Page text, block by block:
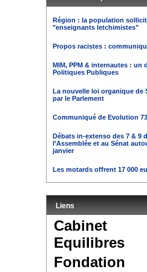
Région : la population
"enseignants letchimistes"
Propos racistes :
MIM, PPM & internautes : un
Politiques Publiques
La nouvelle loi organique de
par le Parlement
Communiqué de Evolution 73
Débats in-extenso des 7 & 9
l’Assemblée et au Sénat
janvier
Les motards offrent 17 000
Liens
Cabinet
Equilibres
Fondation